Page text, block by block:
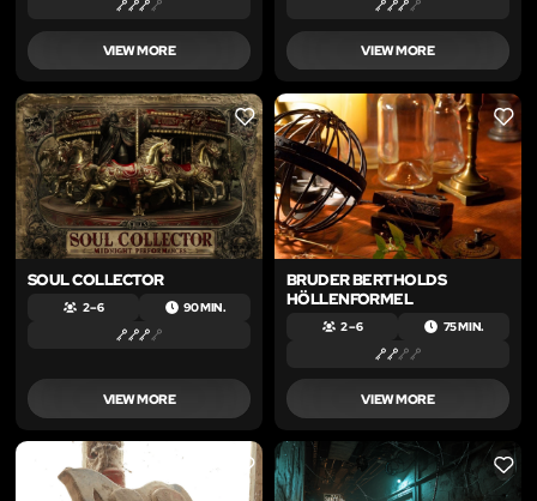
VIEW MORE VIEW MORE
LIKE
SOUL COLLECTOR
2 – 6 90 MIN.
VIEW MORE
LIKE
BRUDER BERTHOLDS
HÖLLENFORMEL
2 – 6 75 MIN.
VIEW MORE
LIKE LIKE